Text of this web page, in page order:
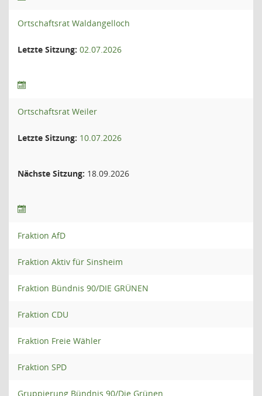
Ortschaftsrat Waldangelloch
Letzte Sitzung: 02.07.2026
Ortschaftsrat Weiler
Letzte Sitzung: 10.07.2026
Nächste Sitzung: 18.09.2026
Fraktion AfD
Fraktion Aktiv für Sinsheim
Fraktion Bündnis 90/DIE GRÜNEN
Fraktion CDU
Fraktion Freie Wähler
Fraktion SPD
Gruppierung Bündnis 90/Die Grünen